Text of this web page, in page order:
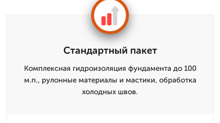
Стандартный пакет
Комплексная гидроизоляция фундамента до 100
м.п., рулонные материалы и мастики, обработка
холодных швов.